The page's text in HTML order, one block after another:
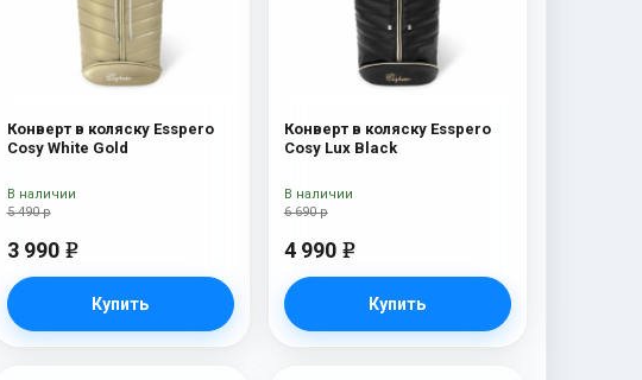
Конверт в коляску Esspero
Cosy White Gold
5 490 р
3 990 e
Купить
В наличии
Конверт в коляску Esspero
Cosy Lux Black
6 690 р
4 990 e
Купить
В наличии